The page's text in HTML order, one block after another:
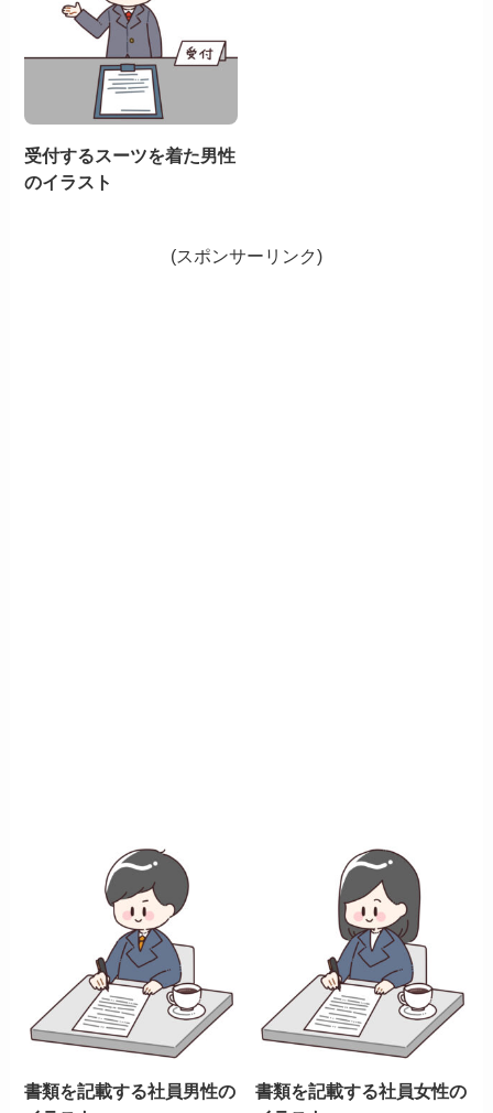
受付するスーツを着た男性
のイラスト
(スポンサーリンク)
書類を記載する社員男性の
書類を記載する社員女性の